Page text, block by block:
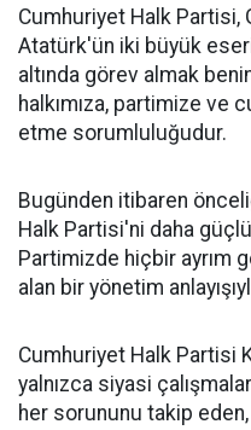
Cumhuriyet Halk Partisi,
Atatürk'ün iki büyük
altında görev almak
halkımıza, partimize ve
etme sorumluluğudur.
Bugünden itibaren
Halk Partisi'ni daha
Partimizde hiçbir ayrım
alan bir yönetim
Cumhuriyet Halk Partisi
yalnızca siyasi
her sorununu takip